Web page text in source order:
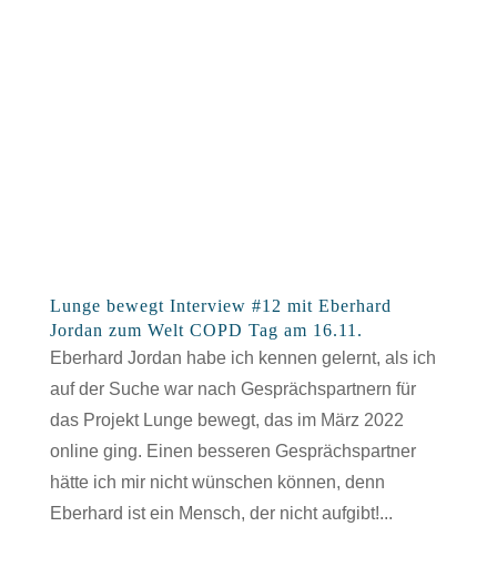
Lunge bewegt Interview #12 mit Eberhard
Jordan zum Welt COPD Tag am 16.11.
Eberhard Jordan habe ich kennen gelernt, als ich
auf der Suche war nach Gesprächspartnern für
das Projekt Lunge bewegt, das im März 2022
online ging. Einen besseren Gesprächspartner
hätte ich mir nicht wünschen können, denn
Eberhard ist ein Mensch, der nicht aufgibt!...